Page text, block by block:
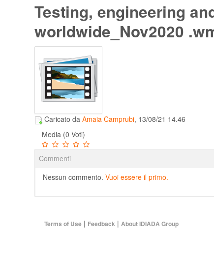
Testing, engineering
worldwide_Nov2020
Caricato da Amaia Camprubi, 13/08/21 14.46
Media (0 Voti)
Commenti
Nessun commento. Vuoi essere il primo.
Terms of Use | Feedback | About IDIADA Group